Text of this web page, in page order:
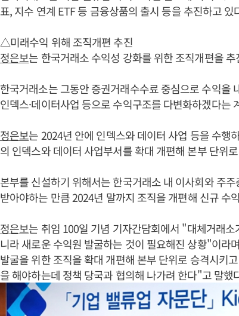
표, 지수 연계 ETF 등 금융상품의 출시 등을 추진하고 있
△미래수익 위해 조직개편 추진
정은보는 한국거래소 수익성 강화를 위한 조직개편을
한국거래소는 그동안 증권거래수수료 중심으로 수익을
인덱스·데이터사업 등으로 수익구조를 다변화하겠다는
정은보는 2024년 안에 인덱스와 데이터 사업 등을 수행
의 인덱스와 데이터 사업부서를 확대 개편해 본부 단위
본부를 신설하기 위해서는 한국거래소 내 이사회와 주
받아야하는 만큼 2024년 말까지 조직을 개편해 신규 수
정은보는 취임 100일 기념 기자간담회에서 "대체거래
니라 새로운 수익원 발굴하는 것이 필요해진 상황"이라
발굴을 위한 조직을 확대 개편해 본부 단위로 승격시키
을 해야하는데 정책 당국과 협의해 나가려 한다"고 말했